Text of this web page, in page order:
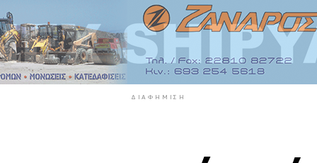
ΔΙΑΦΉΜΙΣΗ